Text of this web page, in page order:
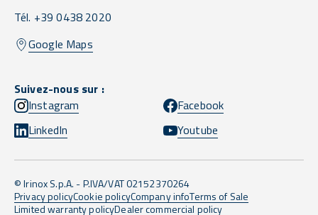
Tél. +39 0438 2020
Google Maps
Suivez-nous sur :
Instagram
Facebook
LinkedIn
Youtube
© Irinox S.p.A. - P.IVA/VAT 02152370264
Privacy policyCookie policyCompany infoTerms of Sale
Limited warranty policyDealer commercial policy